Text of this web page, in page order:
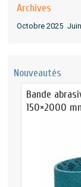
Archives
Octobre 2025
Nouveautés
Bande
150×2000